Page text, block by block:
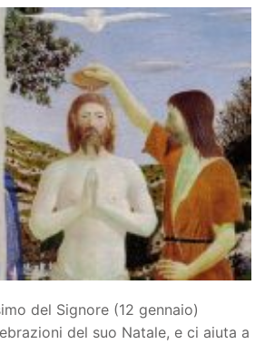
del Signore (12 gennaio)
del suo Natale, e ci aiuta a